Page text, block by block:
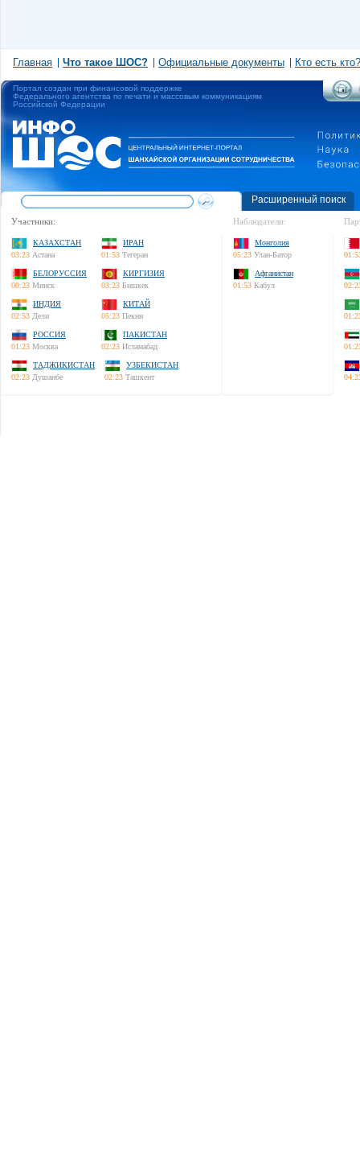
Главная Что такое ШОС? Официальные документы Кто есть кто?
Портал создан при финансовой поддержке
Федерального агентства по печати и массовым коммуникациям
Российской Федерации
Расширенный поиск
Участники:
КАЗАХСТАН
03:23 Астана
ИРАН
01:53 Тегеран
БЕЛОРУССИЯ
00:23 Минск
КИРГИЗИЯ
03:23 Бишкек
ИНДИЯ
02:53 Дели
КИТАЙ
05:23 Пекин
РОССИЯ
01:23 Москва
ПАКИСТАН
02:23 Исламабад
ТАДЖИКИСТАН
02:23 Душанбе
УЗБЕКИСТАН
02:23 Ташкент
Наблюдатели:
Монголия
05:23 Улан-Батор
Афганистан
01:53 Кабул